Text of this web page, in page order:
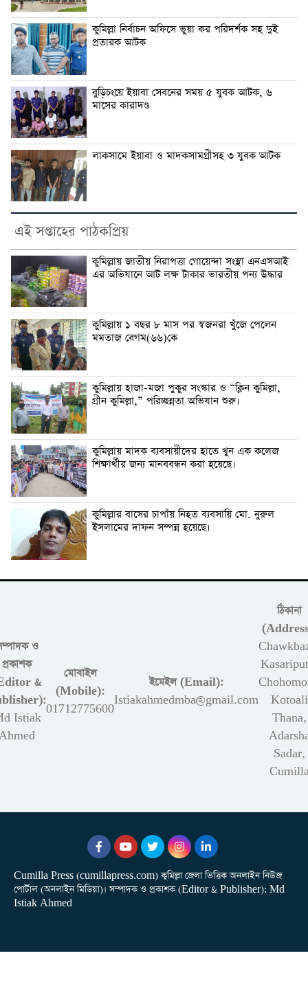
কুমিল্লা নির্বাচন অফিসে ভুয়া কর পরিদর্শক সহ দুই
প্রতারক আটক
বুড়িচংয়ে ইয়াবা সেবনের সময় ৫ যুবক আটক, ৬
মাসের কারাদণ্ড
লাকসামে ইয়াবা ও মাদকসামগ্রীসহ ৩ যুবক আটক
এই সপ্তাহের পাঠকপ্রিয়
কুমিল্লায় জাতীয় নিরাপত্তা গোয়েন্দা সংস্থা এনএসআই
এর অভিযানে আট লক্ষ টাকার ভারতীয় পন্য উদ্ধার
কুমিল্লায় ১ বছর ৮ মাস পর স্বজনরা খুঁজে পেলেন
মমতাজ বেগম(৬৬)কে
কুমিল্লায় হাজা-মজা পুকুর সংস্কার ও “ক্লিন কুমিল্লা,
গ্রীন কুমিল্লা,” পরিচ্ছন্নতা অভিযান শুরু।
কুমিল্লায় মাদক ব্যবসায়ীদের হাতে খুন এক কলেজ
শিক্ষার্থীর জন্য মানববন্ধন করা হয়েছে।
কুমিল্লার বাসের চাপাঁয় নিহত ব্যবসায়ি মো. নুরুল
ইসলামের দাফন সম্পন্ন হয়েছে।
ও
প্রকাশক
&
Istiak
মোবাইল
(Mobile):
01712775600
ইমেইল (Email):
Istiakahmedmba@gmail.com
ঠিকানা
Kotoali
Thana,
Sadar,
Cumilla Press (cumillapress.com) কুমিল্লা জেলা ভিত্তিক অনলাইন নিউজ
পোর্টাল (অনলাইন মিডিয়া)। সম্পাদক ও প্রকাশক (Editor & Publisher): Md
Istiak Ahmed